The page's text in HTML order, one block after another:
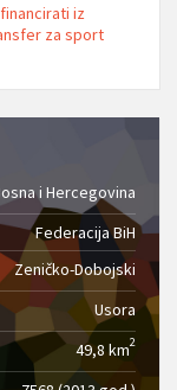
iz
za sport
i Hercegovina
Federacija BiH
Zeničko-Dobojski
Usora
49,8 km2